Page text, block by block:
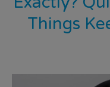
Things